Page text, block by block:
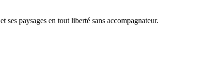
paysages en tout liberté sans accompagnateur.